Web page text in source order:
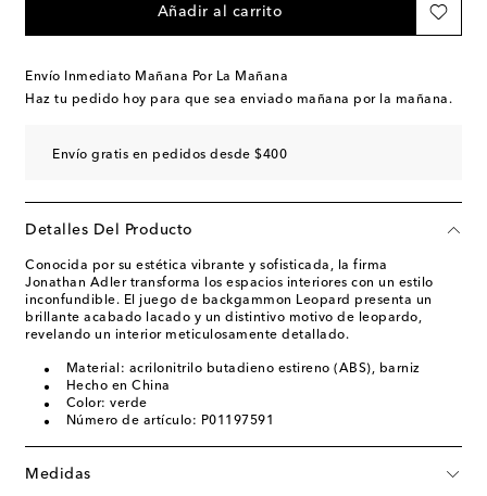
Añadir al carrito
Envío Inmediato Mañana Por La Mañana
Haz tu pedido hoy para que sea enviado mañana por la mañana.
Envío gratis en pedidos desde $400
Detalles Del Producto
Conocida por su estética vibrante y sofisticada, la firma
Jonathan Adler transforma los espacios interiores con un estilo
inconfundible. El juego de backgammon Leopard presenta un
brillante acabado lacado y un distintivo motivo de leopardo,
revelando un interior meticulosamente detallado.
Material: acrilonitrilo butadieno estireno (ABS), barniz
Hecho en China
Color: verde
Número de artículo: P01197591
Medidas